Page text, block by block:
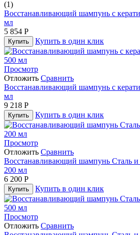
(1)
Восстанавливающий шампунь с
мл
5 854 Р
Купить Купить в один клик
Просмотр
Отложить Сравнить
Восстанавливающий шампунь с
мл
9 218 Р
Купить Купить в один клик
Просмотр
Отложить Сравнить
Восстанавливающий шампунь Сталь
200 мл
6 200 Р
Купить Купить в один клик
Просмотр
Отложить Сравнить